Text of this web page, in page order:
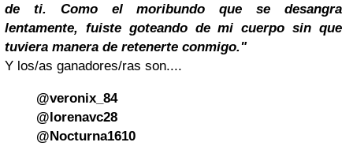
de ti. Como el moribundo que se desangra
lentamente, fuiste goteando de mi cuerpo sin que
tuviera manera de retenerte conmigo."
Y los/as ganadores/ras son....
@veronix_84
@lorenavc28
@Nocturna1610